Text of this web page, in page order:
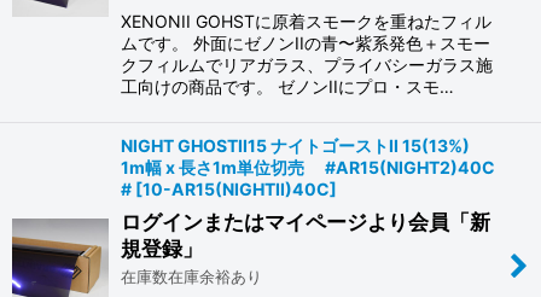
XENONII GOHSTに原着スモークを重ねたフィル
ムです。 外面にゼノンIIの青〜紫系発色＋スモー
クフィルムでリアガラス、プライバシーガラス施
工向けの商品です。 ゼノンIIにプロ・スモ…
NIGHT GHOSTII15 ナイトゴーストII 15(13%)
1m幅 x 長さ1m単位切売 #AR15(NIGHT2)40C
# [10-AR15(NIGHTII)40C]
ログインまたはマイページより会員「新
規登録」
在庫数在庫余裕あり